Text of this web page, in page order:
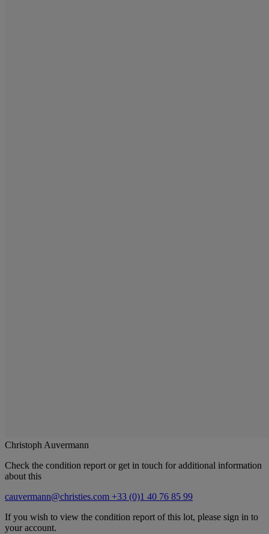
Christoph Auvermann
Check the condition report or get in touch for additional information
about this
cauvermann@christies.com +33 (0)1 40 76 85 99
If you wish to view the condition report of this lot, please sign in to
your account.